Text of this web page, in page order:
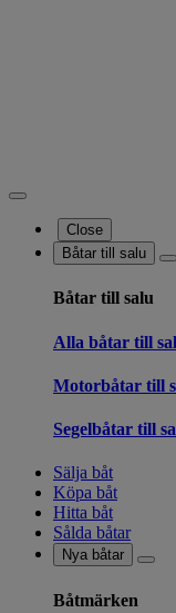
Close
Båtar till salu
Båtar till salu
Alla båtar till
Motorbåtar till
Segelbåtar till
Sälja båt
Köpa båt
Hitta båt
Sålda båtar
Nya båtar
Båtmärken